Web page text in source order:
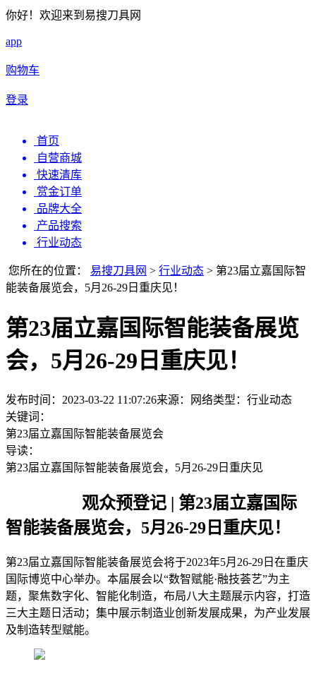
你好！欢迎来到易搜刀具网
app
购物车
登录
首页
自营商城
快速清库
赏金订单
品牌大全
产品搜索
行业动态
您所在的位置： 易搜刀具网 > 行业动态 > 第23届立嘉国际智
能装备展览会，5月26-29日重庆见！
第23届立嘉国际智能装备展览
会，5月26-29日重庆见！
发布时间：2023-03-22 11:07:26来源：网络类型： 行业动态
关键词：
第23届立嘉国际智能装备展览会
导读：
第23届立嘉国际智能装备展览会，5月26-29日重庆见
观众预登记 | 第23届立嘉国际
智能装备展览会，5月26-29日重庆见！
第23届立嘉国际智能装备展览会将于2023年5月26-29日在重庆
国际博览中心举办。本届展会以“数智赋能·融技荟艺”为主
题，聚焦数字化、智能化制造，布局八大主题展示内容，打造
三大主题日活动；集中展示制造业创新发展成果，为产业发展
及制造转型赋能。